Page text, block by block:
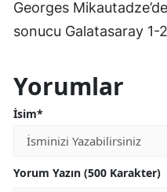
Georges
sonucu Galatasaray 1-
Yorumlar
İsim*
Yorum Yazın (500 Karakter)